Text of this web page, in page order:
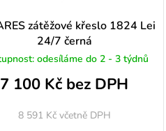
zátěžové křeslo 1824 Lei
24/7 černá
odesíláme do 2 - 3 týdnů
7 100 Kč bez DPH
8 591 Kč včetně DPH